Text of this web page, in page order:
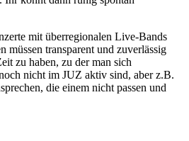
mit überregionalen Live-Bands
transparent und zuverlässig
zu haben, zu der man sich
nicht im JUZ aktiv sind, aber z.B.
die einem nicht passen und